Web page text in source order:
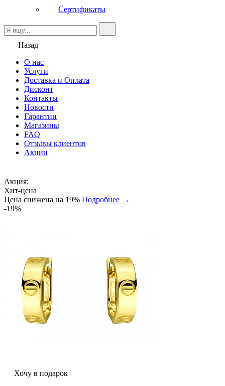
Сертификаты
Назад
О нас
Услуги
Доставка и Оплата
Дисконт
Контакты
Новости
Гарантии
Магазины
FAQ
Отзывы клиентов
Акции
Акция:
Хит-цена
Цена снижена на 19% Подробнее →
-19%
Хочу в подарок